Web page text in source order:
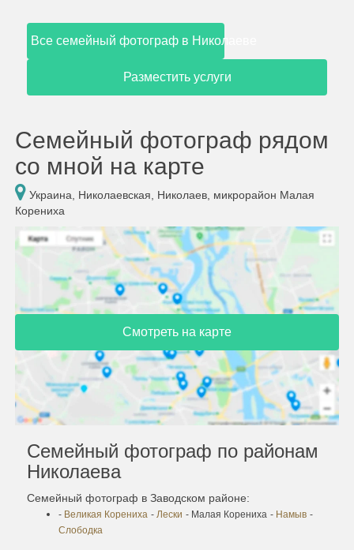
Все семейный фотограф в Николаеве
Разместить услуги
Семейный фотограф рядом
со мной на карте
Украина, Николаевская, Николаев, микрорайон Малая
Корениха
Смотреть на карте
Семейный фотограф по районам
Николаева
Семейный фотограф в Заводском районе:
- Великая Корениха - Лески - Малая Корениха - Намыв -
Слободка